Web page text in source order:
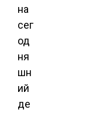
на
сег
од
ня
шн
ий
де